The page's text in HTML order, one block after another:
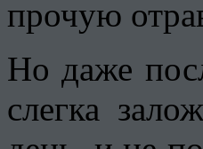
прочую
Но даже
слегка